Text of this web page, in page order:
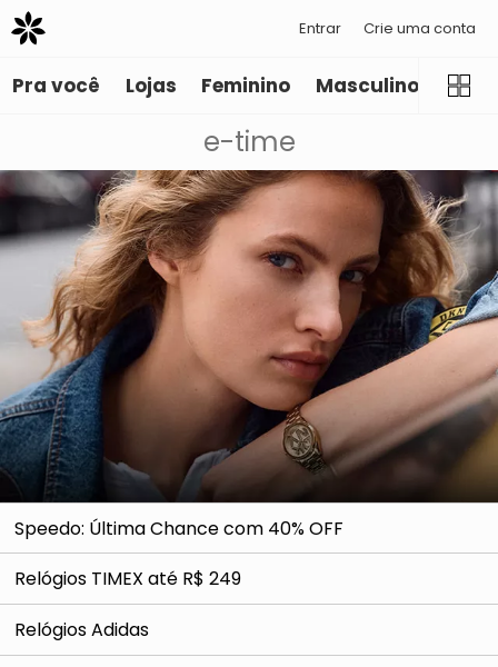
Entrar Crie uma conta
Pra você Lojas Feminino Masculino
e-time
Speedo: Última Chance com 40% OFF
Relógios TIMEX até R$ 249
Relógios Adidas